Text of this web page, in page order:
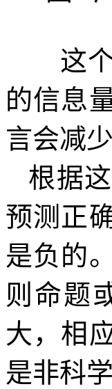
这
的信息
言会减
根据
预测正
是负的
则 命题
大，相
是非科